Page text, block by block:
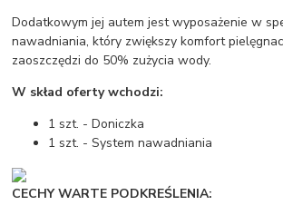
Dodatkowym jej autem jest wyposażenie w
nawadniania, który zwiększy komfort
zaoszczędzi do 50% zużycia wody.
W skład oferty wchodzi:
1 szt. - Doniczka
1 szt. - System nawadniania
CECHY WARTE PODKREŚLENIA: